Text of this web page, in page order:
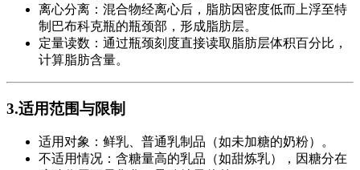
离心分离：混合物经离心后，脂肪因密度低而上浮至特
制巴布科克瓶的瓶颈部，形成脂肪层。
定量读数：通过瓶颈刻度直接读取脂肪层体积百分比，
计算脂肪含量。
3.适用范围与限制
适用对象：鲜乳、普通乳制品（如未加糖的奶粉）。
不适用情况：含糖量高的乳品（如甜炼乳），因糖分在